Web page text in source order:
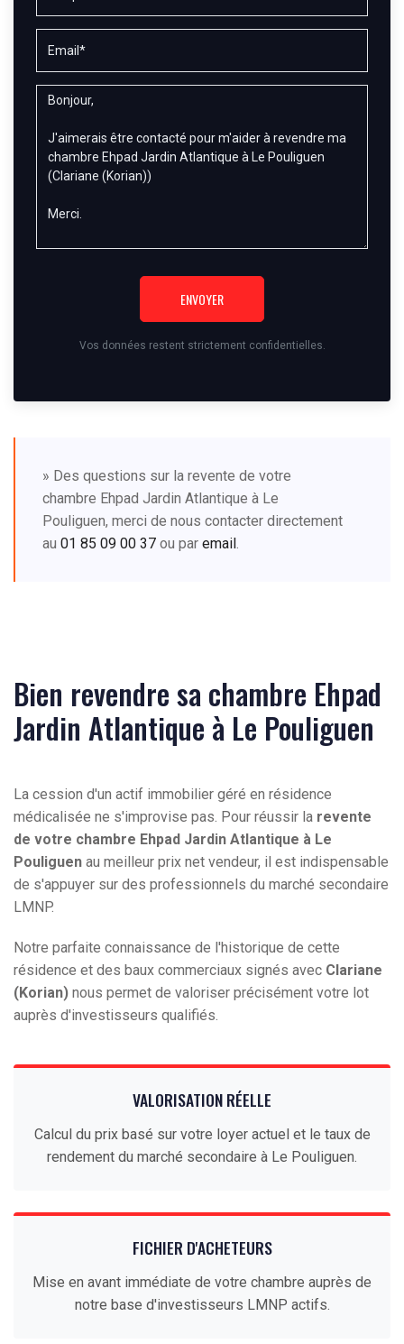
ENVOYER
Vos données restent strictement confidentielles.
» Des questions sur la revente de votre
chambre Ehpad Jardin Atlantique à Le
Pouliguen, merci de nous contacter directement
au 01 85 09 00 37 ou par email.
Bien revendre sa chambre Ehpad
Jardin Atlantique à Le Pouliguen
La cession d'un actif immobilier géré en résidence
médicalisée ne s'improvise pas. Pour réussir la revente
de votre chambre Ehpad Jardin Atlantique à Le
Pouliguen au meilleur prix net vendeur, il est indispensable
de s'appuyer sur des professionnels du marché secondaire
LMNP.
Notre parfaite connaissance de l'historique de cette
résidence et des baux commerciaux signés avec Clariane
(Korian) nous permet de valoriser précisément votre lot
auprès d'investisseurs qualifiés.
VALORISATION RÉELLE
Calcul du prix basé sur votre loyer actuel et le taux de
rendement du marché secondaire à Le Pouliguen.
FICHIER D'ACHETEURS
Mise en avant immédiate de votre chambre auprès de
notre base d'investisseurs LMNP actifs.